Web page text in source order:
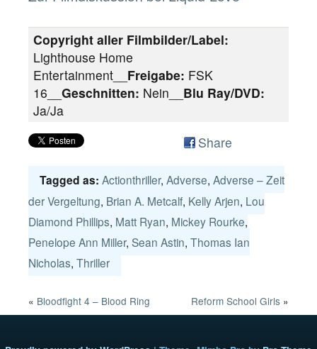
Copyright aller Filmbilder/Label:
Lighthouse Home
Entertainment__ Freigabe: FSK
16__ Geschnitten: Nein__ Blu Ray/DVD:
Ja/Ja
Share
Tagged as: Actionthriller, Adverse, Adverse – Zeit
der Vergeltung, Brian A. Metcalf, Kelly Arjen, Lou
Diamond Phillips, Matt Ryan, Mickey Rourke,
Penelope Ann Miller, Sean Astin, Thomas Ian
Nicholas, Thriller
« Bloodfight 4 – Blood Ring Reform School Girls »